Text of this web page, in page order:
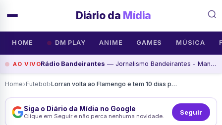
Diário da Mídia
HOME DM PLAY ANIME GAMES MÚSICA
AO VIVORádio Bandeirantes — Jornalismo Bandeirantes - Manhã - Programa de, assista agora
Home›Futebol› Lorran volta ao Flamengo e tem 10 dias para se provar
Siga o Diário da Mídia no Google
Clique em Seguir e não perca nenhuma novidade. Seguir